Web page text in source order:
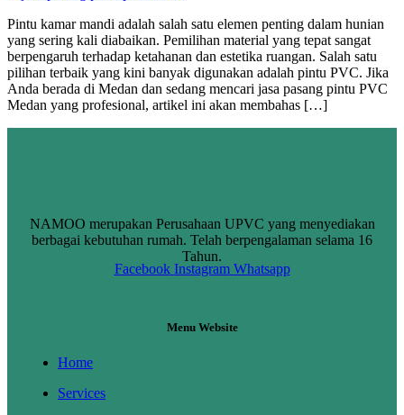
Pintu kamar mandi adalah salah satu elemen penting dalam hunian
yang sering kali diabaikan. Pemilihan material yang tepat sangat
berpengaruh terhadap ketahanan dan estetika ruangan. Salah satu
pilihan terbaik yang kini banyak digunakan adalah pintu PVC. Jika
Anda berada di Medan dan sedang mencari jasa pasang pintu PVC
Medan yang profesional, artikel ini akan membahas […]
NAMOO merupakan Perusahaan UPVC yang menyediakan
berbagai kebutuhan rumah. Telah berpengalaman selama 16
Tahun.
Facebook Instagram Whatsapp
Menu Website
Home
Services